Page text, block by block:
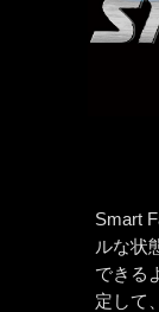
Smart
ルな状
できる
定して